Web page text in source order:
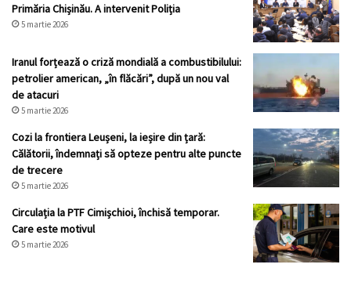
Primăria Chișinău. A intervenit Poliția
5 martie 2026
Iranul forțează o criză mondială a combustibilului:
petrolier american, „în flăcări”, după un nou val
de atacuri
5 martie 2026
Cozi la frontiera Leușeni, la ieșire din țară:
Călătorii, îndemnați să opteze pentru alte puncte
de trecere
5 martie 2026
Circulația la PTF Cimișchioi, închisă temporar.
Care este motivul
5 martie 2026